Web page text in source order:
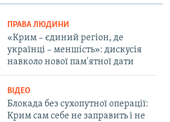
ПРАВА ЛЮДИНИ
«Крим – єдиний регіон, де
українці – меншість»: дискусія
навколо нової пам'ятної дати
ВІДЕО
Блокада без сухопутної операції:
Крим сам себе не заправить і не